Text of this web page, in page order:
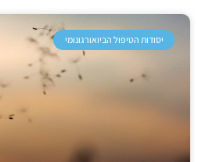
יסודות הטיפול הביואורגונומי